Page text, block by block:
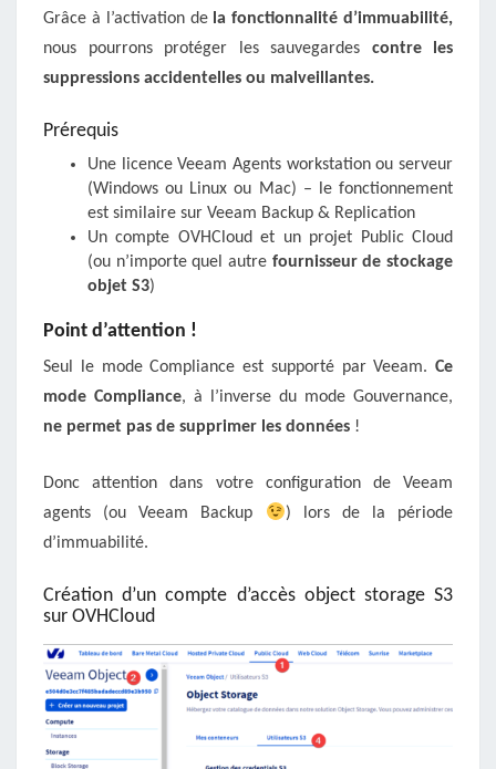
Grâce à l’activation de la fonctionnalité d’immuabilité,
nous pourrons protéger les sauvegardes contre les
suppressions accidentelles ou malveillantes.
Prérequis
Une licence Veeam Agents workstation ou serveur
(Windows ou Linux ou Mac) – le fonctionnement
est similaire sur Veeam Backup & Replication
Un compte OVHCloud et un projet Public Cloud
(ou n’importe quel autre fournisseur de stockage
objet S3)
Point d’attention !
Seul le mode Compliance est supporté par Veeam. Ce
mode Compliance, à l’inverse du mode Gouvernance,
ne permet pas de supprimer les données !
Donc attention dans votre configuration de Veeam
agents (ou Veeam Backup
) lors de la période
d’immuabilité.
Création d’un compte d’accès object storage S3
sur OVHCloud